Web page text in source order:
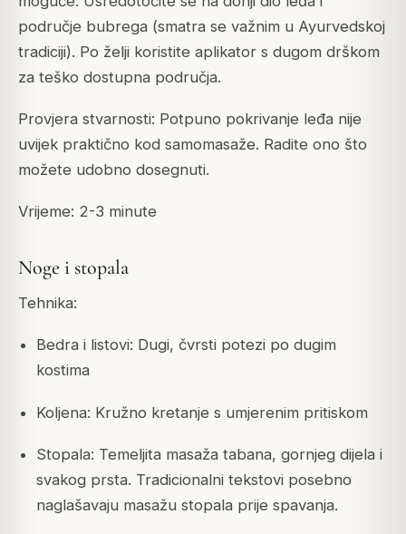
područje bubrega (smatra se važnim u Ayurvedskoj
tradiciji). Po želji koristite aplikator s dugom drškom
za teško dostupna područja.
Provjera stvarnosti: Potpuno pokrivanje leđa nije
uvijek praktično kod samomasaže. Radite ono što
možete udobno dosegnuti.
Vrijeme: 2-3 minute
Noge i stopala
Tehnika:
Bedra i listovi: Dugi, čvrsti potezi po dugim
kostima
Koljena: Kružno kretanje s umjerenim pritiskom
Stopala: Temeljita masaža tabana, gornjeg dijela i
svakog prsta. Tradicionalni tekstovi posebno
naglašavaju masažu stopala prije spavanja.